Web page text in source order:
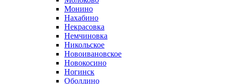
Монино
Нахабино
Некрасовка
Немчиновка
Никольское
Новоивановское
Новокосино
Ногинск
Оболдино